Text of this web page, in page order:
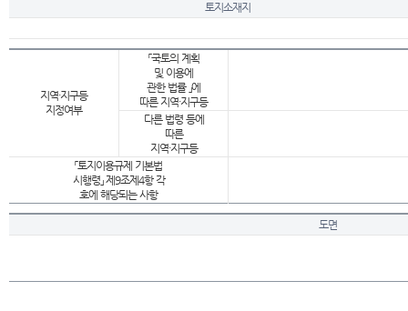
토지소재지
지역·지구등
지정여부
「국토의 계획
및 이용에
관한 법률 」에
따른 지역·지구등
다른 법령 등에
따른
지역·지구등
「토지이용규제 기본법
시행령」 제9조제4항 각
호에 해당되는 사항
도면